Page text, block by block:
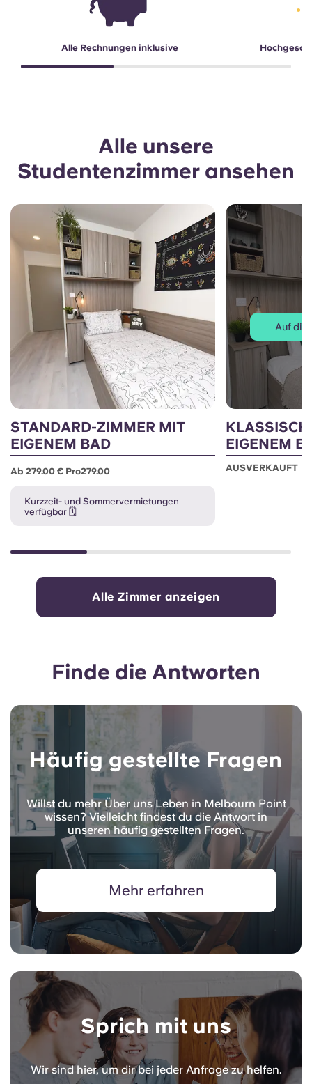
Alle Rechnungen inklusive
Alle unsere
Studentenzimmer ansehen
STANDARD-ZIMMER MIT
EIGENEM BAD
Ab 279.00 € Pro279.00
Kurzzeit- und Sommervermietungen
verfügbar 🗓️
Auf die
EIGENEM
AUSVERKAUFT
Alle Zimmer anzeigen
Finde die Antworten
Häufig gestellte Fragen
Willst du mehr Über uns Leben in Melbourn Point
wissen? Vielleicht findest du die Antwort in
unseren häufig gestellten Fragen.
Mehr erfahren
Sprich mit uns
Wir sind hier, um dir bei jeder Anfrage zu helfen.